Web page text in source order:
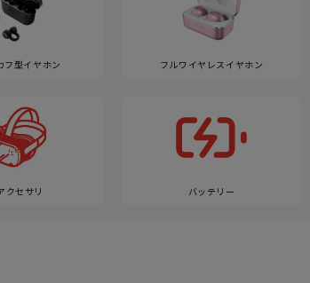
フ型イヤホン フルワイヤレスイヤホン
クセサリ バッテリー